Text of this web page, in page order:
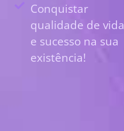
Conquistar
qualidade de vida
e sucesso na sua
existência!